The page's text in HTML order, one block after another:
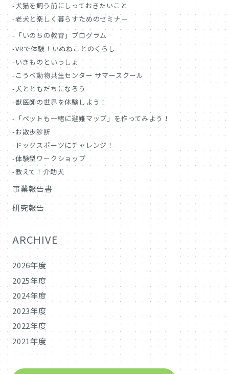
犬猫を飼う前にしっておきたいこと
老犬と楽しく暮らすためのセミナー
「いのちの教育」プログラム
VRで体験！いぬねことのくらし
いきものといっしょ
こうべ動物共生センター サマースクール
犬とともだちになろう
獣医師の世界を体験しよう！
「ペットも一緒に避難マップ」を作ってみよう！
お散歩診断
ドッグスポーツにチャレンジ！
体験型ワークショップ
教えて！介助犬
事業報告書
研究報告
ARCHIVE
2026年度
2025年度
2024年度
2023年度
2022年度
2021年度